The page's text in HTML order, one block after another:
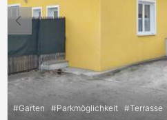
#Garten #Parkmöglichkeit #Terrasse